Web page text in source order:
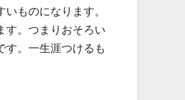
ものになります。
す。つまりおそろい
す。一生涯つけるも